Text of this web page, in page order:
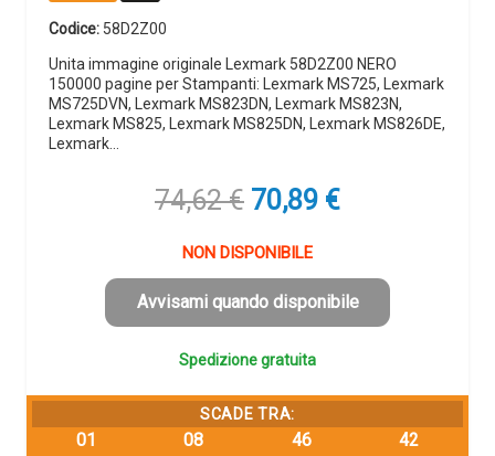
Codice: 58D2Z00
Unita immagine originale Lexmark 58D2Z00 NERO
150000 pagine per Stampanti: Lexmark MS725, Lexmark
MS725DVN, Lexmark MS823DN, Lexmark MS823N,
Lexmark MS825, Lexmark MS825DN, Lexmark MS826DE,
Lexmark…
74,62€ Il
originale
era:
74,62 €.
70,89 €Il
è:
70,89 €.
NON DISPONIBILE
Avvisami quando disponibile
Spedizione gratuita
SCADE TRA:
01 08 46 42